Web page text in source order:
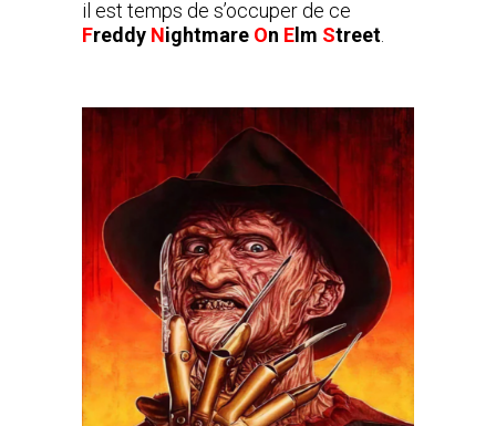
il est temps de s’occuper de ce
Freddy Nightmare On E lm Street